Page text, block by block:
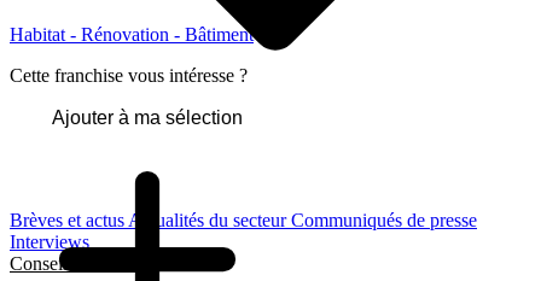
Brèves et actus Actualités du secteurCommuniqués de presse
Interviews
Conseils et Guides
Habitat - Rénovation - Bâtiment
Cette franchise vous intéresse ?
Ajouter à ma sélection